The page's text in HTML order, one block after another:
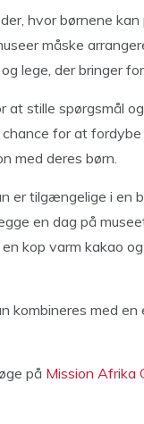
hvor børnene
måske
lege, der bringer
at stille spørgsmål
for at fordybe
med deres børn.
er tilgængelige i en
en dag på
kop varm kakao
kombineres med
på Mission Afrika